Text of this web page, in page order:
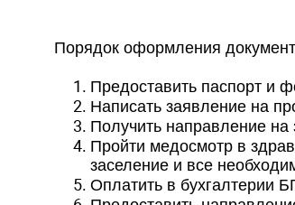
Порядок оформления
Предоставить паспорт и
Написать заявление на
Получить направление на
Пройти медосмотр в
заселение и все
Оплатить в бухгалтерии